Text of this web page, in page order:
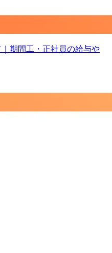
期間工・正社員の給与や